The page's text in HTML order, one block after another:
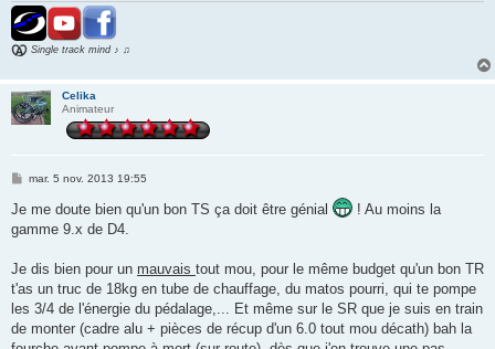
Single track mind ♪ ♫
Celika
Animateur
M
s
a
mar. 5 nov. 2013 19:55
Je me doute bien qu'un bon TS ça doit être génial
! Au moins la
gamme 9.x de D4.
Je dis bien pour un mauvais tout mou, pour le même budget qu'un bon TR
t'as un truc de 18kg en tube de chauffage, du matos pourri, qui te pompe
les 3/4 de l'énergie du pédalage,... Et même sur le SR que je suis en train
de monter (cadre alu + pièces de récup d'un 6.0 tout mou décath) bah la